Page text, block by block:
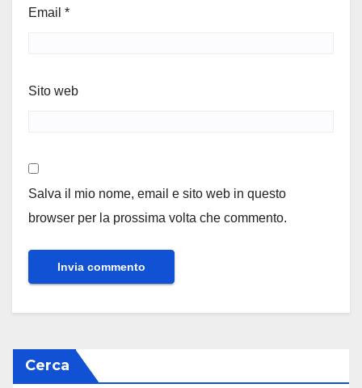
Email *
Sito web
Salva il mio nome, email e sito web in questo
browser per la prossima volta che commento.
Cerca